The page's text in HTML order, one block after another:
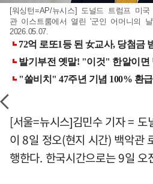
[워싱턴=AP/뉴시스] 도널드 트럼프 미
관 이스트룸에서 열린 '군인 어머니의
2026.05.07.
[서울=뉴시스]김민수 기자 = 도
이 8일 정오(현지 시간) 백악관
행한다. 한국시간으로는 9일 오